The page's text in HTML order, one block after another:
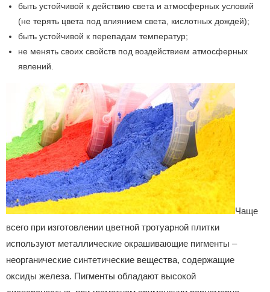
быть устойчивой к действию света и атмосферных условий
(не терять цвета под влиянием света, кислотных дождей);
быть устойчивой к перепадам температур;
не менять своих свойств под воздействием атмосферных
явлений.
Чаще
всего при изготовлении цветной тротуарной плитки
используют металлические окрашивающие пигменты –
неорганические синтетические вещества, содержащие
оксиды железа. Пигменты обладают высокой